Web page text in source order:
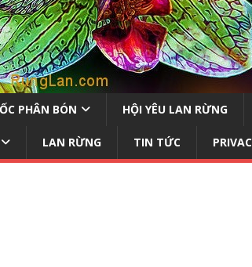
PHÂN BÓN HỘI YÊU LAN RỪNG
LAN RỪNG TIN TỨC